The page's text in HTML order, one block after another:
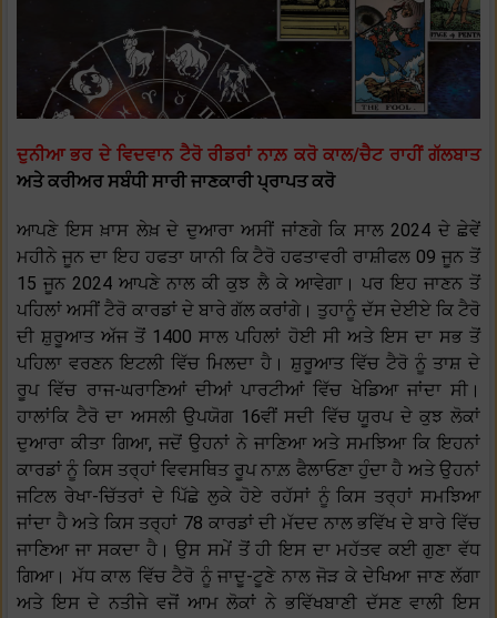
ਦੁਨੀਆ ਭਰ ਦੇ ਵਿਦਵਾਨ ਟੈਰੋ ਰੀਡਰਾਂ ਨਾਲ਼ ਕਰੋ ਕਾਲ/ਚੈਟ ਰਾਹੀਂ ਗੱਲਬਾਤ
ਅਤੇ ਕਰੀਅਰ ਸਬੰਧੀ ਸਾਰੀ ਜਾਣਕਾਰੀ ਪ੍ਰਾਪਤ ਕਰੋ
ਆਪਣੇ ਇਸ ਖ਼ਾਸ ਲੇਖ਼ ਦੇ ਦੁਆਰਾ ਅਸੀਂ ਜਾਂਣਗੇ ਕਿ ਸਾਲ 2024 ਦੇ ਛੇਵੇਂ
ਮਹੀਨੇ ਜੂਨ ਦਾ ਇਹ ਹਫਤਾ ਯਾਨੀ ਕਿ ਟੈਰੋ ਹਫਤਾਵਰੀ ਰਾਸ਼ੀਫਲ 09 ਜੂਨ ਤੋਂ
15 ਜੂਨ 2024 ਆਪਣੇ ਨਾਲ ਕੀ ਕੁਝ ਲੈ ਕੇ ਆਵੇਗਾ। ਪਰ ਇਹ ਜਾਣਨ ਤੋਂ
ਪਹਿਲਾਂ ਅਸੀਂ ਟੈਰੋ ਕਾਰਡਾਂ ਦੇ ਬਾਰੇ ਗੱਲ ਕਰਾਂਗੇ। ਤੁਹਾਨੂੰ ਦੱਸ ਦੇਈਏ ਕਿ ਟੈਰੋ
ਦੀ ਸ਼ੁਰੂਆਤ ਅੱਜ ਤੋਂ 1400 ਸਾਲ ਪਹਿਲਾਂ ਹੋਈ ਸੀ ਅਤੇ ਇਸ ਦਾ ਸਭ ਤੋਂ
ਪਹਿਲਾ ਵਰਣਨ ਇਟਲੀ ਵਿੱਚ ਮਿਲਦਾ ਹੈ। ਸ਼ੁਰੂਆਤ ਵਿੱਚ ਟੈਰੋ ਨੂੰ ਤਾਸ਼ ਦੇ
ਰੂਪ ਵਿੱਚ ਰਾਜ-ਘਰਾਣਿਆਂ ਦੀਆਂ ਪਾਰਟੀਆਂ ਵਿੱਚ ਖੇਡਿਆ ਜਾਂਦਾ ਸੀ।
ਹਾਲਾਂਕਿ ਟੈਰੋ ਦਾ ਅਸਲੀ ਉਪਯੋਗ 16ਵੀਂ ਸਦੀ ਵਿੱਚ ਯੂਰਪ ਦੇ ਕੁਝ ਲੋਕਾਂ
ਦੁਆਰਾ ਕੀਤਾ ਗਿਆ, ਜਦੋਂ ਉਹਨਾਂ ਨੇ ਜਾਣਿਆ ਅਤੇ ਸਮਝਿਆ ਕਿ ਇਹਨਾਂ
ਕਾਰਡਾਂ ਨੂੰ ਕਿਸ ਤਰ੍ਹਾਂ ਵਿਵਸਥਿਤ ਰੂਪ ਨਾਲ਼ ਫੈਲਾਓਣਾ ਹੁੰਦਾ ਹੈ ਅਤੇ ਉਹਨਾਂ
ਜਟਿਲ ਰੇਖਾ-ਚਿੱਤਰਾਂ ਦੇ ਪਿੱਛੇ ਲੁਕੇ ਹੋਏ ਰਹੱਸਾਂ ਨੂੰ ਕਿਸ ਤਰ੍ਹਾਂ ਸਮਝਿਆ
ਜਾਂਦਾ ਹੈ ਅਤੇ ਕਿਸ ਤਰ੍ਹਾਂ 78 ਕਾਰਡਾਂ ਦੀ ਮੱਦਦ ਨਾਲ ਭਵਿੱਖ ਦੇ ਬਾਰੇ ਵਿੱਚ
ਜਾਣਿਆ ਜਾ ਸਕਦਾ ਹੈ। ਉਸ ਸਮੇਂ ਤੋਂ ਹੀ ਇਸ ਦਾ ਮਹੱਤਵ ਕਈ ਗੁਣਾ ਵੱਧ
ਗਿਆ। ਮੱਧ ਕਾਲ ਵਿੱਚ ਟੈਰੋ ਨੂੰ ਜਾਦੂ-ਟੂਣੇ ਨਾਲ ਜੋੜ ਕੇ ਦੇਖਿਆ ਜਾਣ ਲੱਗਾ
ਅਤੇ ਇਸ ਦੇ ਨਤੀਜੇ ਵਜੋਂ ਆਮ ਲੋਕਾਂ ਨੇ ਭਵਿੱਖਬਾਣੀ ਦੱਸਣ ਵਾਲੀ ਇਸ